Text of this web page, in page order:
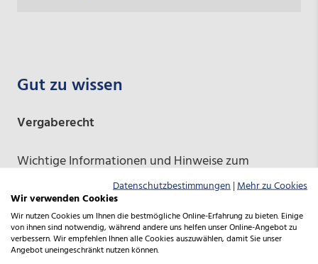
Gut zu wissen
Vergaberecht
Wichtige Informationen und Hinweise zum
Vergaberecht finden Siehier.
Datenschutzbestimmungen|Mehr zu Cookies
Wir verwenden Cookies
Wir nutzen Cookies um Ihnen die bestmögliche Online-Erfahrung zu bieten. Einige
von ihnen sind notwendig, während andere uns helfen unser Online-Angebot zu
verbessern. Wir empfehlen Ihnen alle Cookies auszuwählen, damit Sie unser
Angebot uneingeschränkt nutzen können.